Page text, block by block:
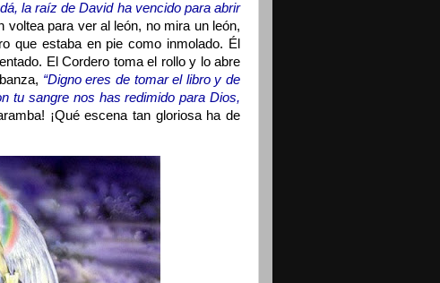
la raíz de David ha vencido para abrir
voltea para ver al león, no mira un león,
que estaba en pie como inmolado. Él
El Cordero toma el rollo y lo abre
“Digno eres de tomar el libro y de
tu sangre nos has redimido para Dios,
¡Qué escena tan gloriosa ha de